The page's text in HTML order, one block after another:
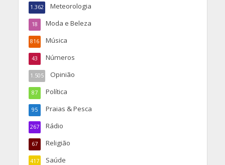
Meteorologia
1.362
Moda e Beleza
18
Música
816
Números
43
Opinião
1.505
Política
87
Praias & Pesca
95
Rádio
267
Religião
67
Saúde
417